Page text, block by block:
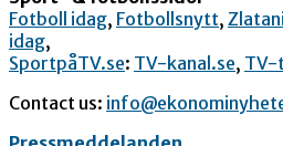
Fotboll idag, Fotbollsnytt,
idag,
SportpåTV.se: TV-kanal.se, TV-
Contact us: